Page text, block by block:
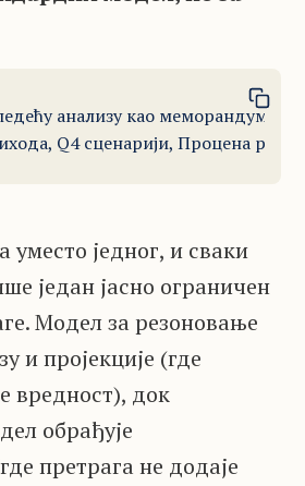
анализу као меморандум
Q4 сценарији, Процена
једног, и сваки
један јасно ограничен
Модел за резоновање
и пројекције (где
вредност), док
обрађује
претрага не додаје